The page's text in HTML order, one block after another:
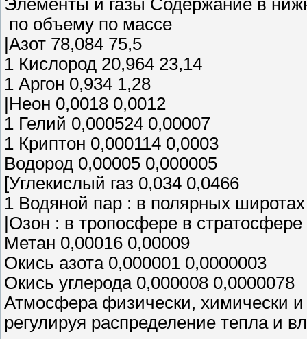
Элементы и газы Содержание в
по объему по массе
|Азот 78,084 75,5
1 Кислород 20,964 23,14
1 Аргон 0,934 1,28
|Неон 0,0018 0,0012
1 Гелий 0,000524 0,00007
1 Криптон 0,000114 0,0003
Водород 0,00005 0,000005
[Углекислый газ 0,034 0,0466
1 Водяной пар : в полярных
|Озон : в тропосфере в
Метан 0,00016 0,00009
Окись азота 0,000001 0,0000003
Окись углерода 0,000008 0,0000078
Атмосфера физически, химически и
регулируя распределение тепла и